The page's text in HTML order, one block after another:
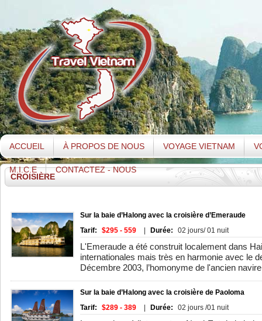
ACCUEIL À PROPOS DE NOUS VOYAGE VIETNAM
M.I.C.E CONTACTEZ - NOUS
CROISIÈRE
Sur la baie d’Halong avec la croisière d’Emeraude
Tarif:
$295 - 559 Durée: 02 jours/ 01 nuit
L'Emeraude a été construit localement dans
internationales mais très en harmonie avec le
Décembre 2003, l’homonyme de l'ancien
Sur la baie d’Halong avec la croisière de Paoloma
Tarif:
$289 - 389 Durée: 02 jours /01 nuit